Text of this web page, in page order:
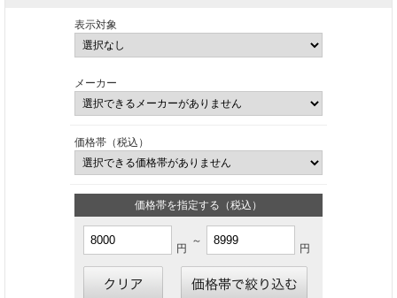
表示対象
メーカー
価格帯（税込）
価格帯を指定する（税込）
円
～
円